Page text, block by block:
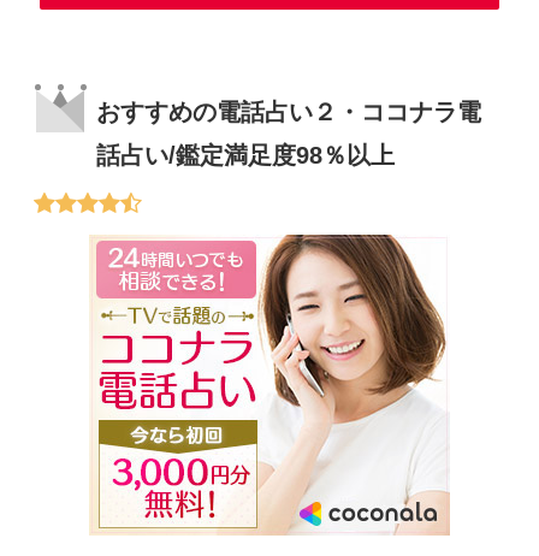
おすすめの電話占い２・ココナラ電
話占い/鑑定満足度98％以上